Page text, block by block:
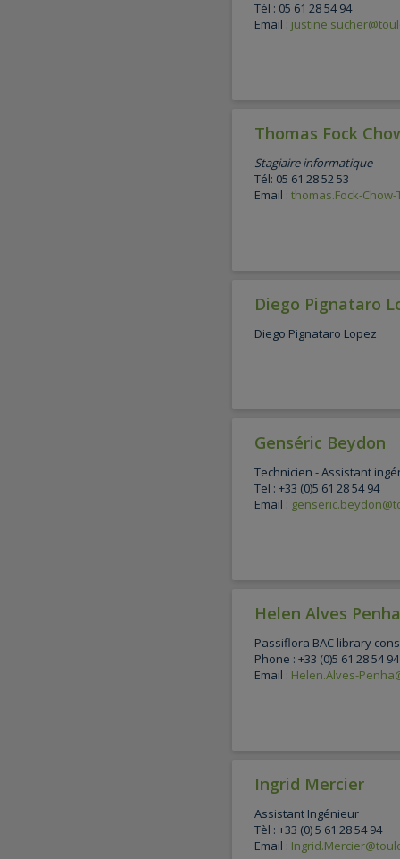
Tél : 05 61 28 54 94
Email :
Thomas Fock
Stagiaire informatique
Tél: 05 61 28 52 53
Email : thomas.Fock-
Diego Pignataro
Diego Pignataro Lopez
Genséric Beydon
Technicien - Assistant
Tel : +33 (0)5 61 28 54 94
Email :
Helen Alves Penha
Passiflora BAC library
Phone : +33 (0)5 61 28 54 94
Email : Helen.Alves-
Ingrid Mercier
Assistant Ingénieur
Tèl : +33 (0) 5 61 28 54 94
Email :